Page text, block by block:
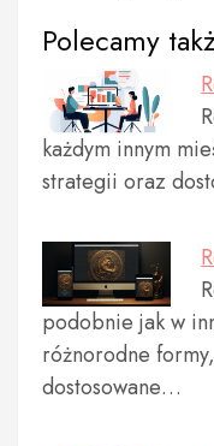
Polecamy
każdym innym
strategii oraz
podobnie jak w
różnorodne
dostosowane…